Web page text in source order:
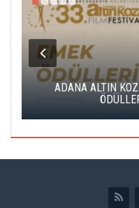
ADANA ALTIN